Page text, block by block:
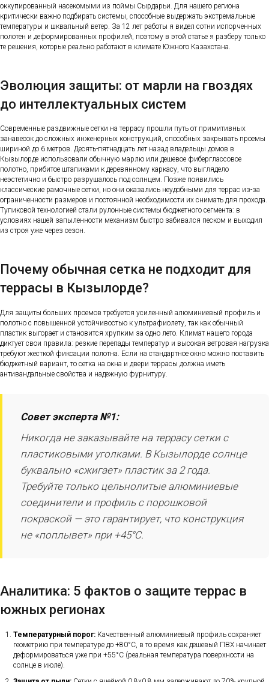
оккупированный насекомыми из поймы Сырдарьи. Для нашего региона
критически важно подбирать системы, способные выдержать экстремальные
температуры и шквальный ветер. За 12 лет работы я видел сотни испорченных
полотен и деформированных профилей, поэтому в этой статье я разберу только
те решения, которые реально работают в климате Южного Казахстана.
Эволюция защиты: от марли на гвоздях
до интеллектуальных систем
Современные раздвижные сетки на террасу прошли путь от примитивных
занавесок до сложных инженерных конструкций, способных закрывать проемы
шириной до 6 метров. Десять-пятнадцать лет назад владельцы домов в
Кызылорде использовали обычную марлю или дешевое фиберглассовое
полотно, прибитое штапиками к деревянному каркасу, что выглядело
неэстетично и быстро разрушалось под солнцем. Позже появились
классические рамочные сетки, но они оказались неудобными для террас из-за
ограниченности размеров и постоянной необходимости их снимать для прохода.
Тупиковой технологией стали рулонные системы бюджетного сегмента: в
условиях нашей запыленности механизм быстро забивался песком и выходил
из строя уже через сезон.
Почему обычная сетка не подходит для
террасы в Кызылорде?
Для защиты больших проемов требуется усиленный алюминиевый профиль и
полотно с повышенной устойчивостью к ультрафиолету, так как обычный
пластик выгорает и становится хрупким за одно лето. Климат нашего города
диктует свои правила: резкие перепады температур и высокая ветровая нагрузка
требуют жесткой фиксации полотна. Если на стандартное окно можно поставить
бюджетный вариант, то сетка на окна и двери террасы должна иметь
антивандальные свойства и надежную фурнитуру.
Совет эксперта №1:
Никогда не заказывайте на террасу сетки с
пластиковыми уголками. В Кызылорде солнце
буквально «сжигает» пластик за 2 года.
Требуйте только цельнолитые алюминиевые
соединители и профиль с порошковой
покраской — это гарантирует, что конструкция
не «поплывет» при +45°C.
Аналитика: 5 фактов о защите террас в
южных регионах
Температурный порог: Качественный алюминиевый профиль сохраняет
геометрию при температуре до +80°C, в то время как дешевый ПВХ начинает
деформироваться уже при +55°C (реальная температура поверхности на
солнце в июле).